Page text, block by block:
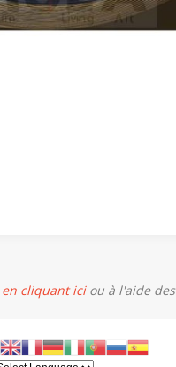
en cliquant iciou à l'aide